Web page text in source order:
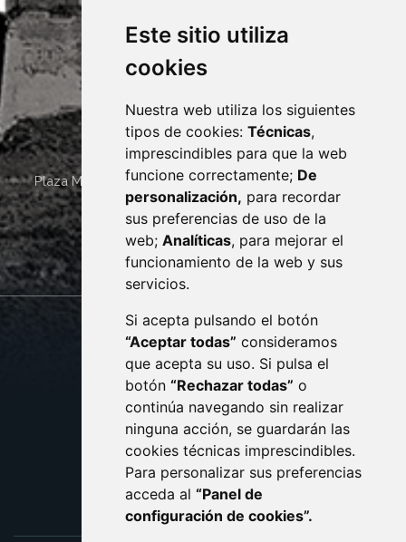
Este sitio utiliza
cookies
Nuestra web utiliza los siguientes
tipos de cookies: Técnicas,
imprescindibles para que la web
funcione correctamente; De
personalización, para recordar
sus preferencias de uso de la
web; Analíticas, para mejorar el
funcionamiento de la web y sus
servicios.
Si acepta pulsando el botón
“Aceptar todas” consideramos
que acepta su uso. Si pulsa el
botón “Rechazar todas” o
continúa navegando sin realizar
ninguna acción, se guardarán las
cookies técnicas imprescindibles.
Para personalizar sus preferencias
acceda al “Panel de
configuración de cookies”.
Plaza Mayor 4 22400 MONZÓN - ARAGÓN (ESPAÑA)
· (34) 974 400 700 ·
sac@monzon.es
monzon.es
CONTACTO
AVISO LEGAL
PROTECCIÓN DE DATOS
POLÍTICA DE COOKIES
ACCESIBILIDAD
ENLACE EXTERNO AL